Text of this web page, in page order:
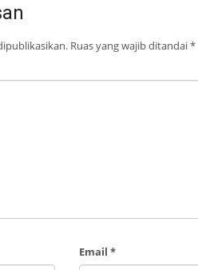
Ruas yang wajib ditandai*
Email*